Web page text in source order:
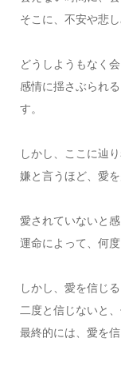
そこに、不安や悲
どうしようもなく
感情に揺さぶられ
す。
しかし、ここに辿
嫌と言うほど、愛
愛されていないと
運命によって、何
しかし、愛を信じ
二度と信じないと
最終的には、愛を